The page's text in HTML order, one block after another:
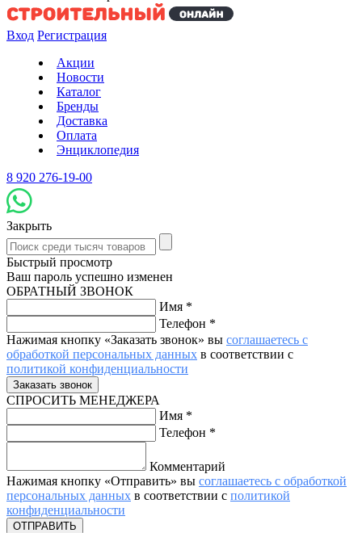
Вход Регистрация
Акции
Новости
Каталог
Бренды
Доставка
Оплата
Энциклопедия
8 920 276-19-00
Закрыть
Быстрый просмотр
Ваш пароль успешно изменен
ОБРАТНЫЙ ЗВОНОК
Имя *
Телефон *
Нажимая кнопку «Заказать звонок» вы соглашаетесь с
обработкой персональных данных в соответствии с
политикой конфиденциальности
СПРОСИТЬ МЕНЕДЖЕРА
Имя *
Телефон *
Комментарий
Нажимая кнопку «Отправить» вы соглашаетесь с обработкой
персональных данных в соответствии с политикой
конфиденциальности